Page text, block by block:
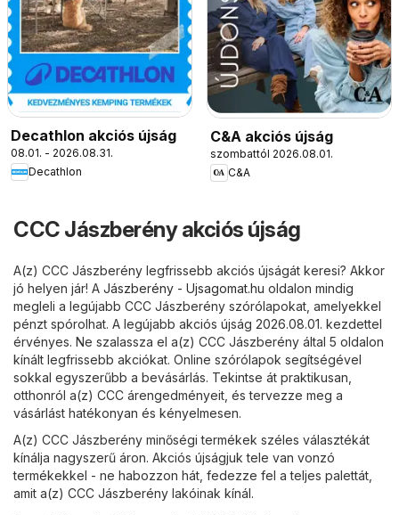
Decathlon akciós újság
08.01. - 2026.08.31.
Decathlon
C&A akciós újság
szombattól 2026.08.01.
C&A
CCC Jászberény akciós újság
A(z) CCC Jászberény legfrissebb akciós újságát keresi? Akkor
jó helyen jár! A Jászberény - Ujsagomat.hu oldalon mindig
megleli a legújabb CCC Jászberény szórólapokat, amelyekkel
pénzt spórolhat. A legújabb akciós újság 2026.08.01. kezdettel
érvényes. Ne szalassza el a(z) CCC Jászberény által 5 oldalon
kínált legfrissebb akciókat. Online szórólapok segítségével
sokkal egyszerűbb a bevásárlás. Tekintse át praktikusan,
otthonról a(z) CCC árengedményeit, és tervezze meg a
vásárlást hatékonyan és kényelmesen.
A(z) CCC Jászberény minőségi termékek széles választékát
kínálja nagyszerű áron. Akciós újságjuk tele van vonzó
termékekkel - ne habozzon hát, fedezze fel a teljes palettát,
amit a(z) CCC Jászberény lakóinak kínál.